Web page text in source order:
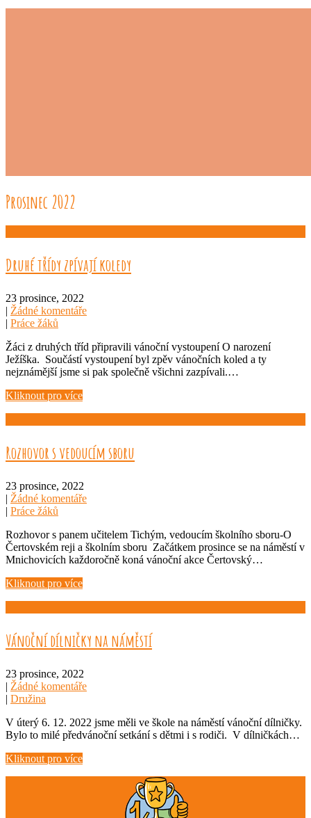
Prosinec 2022
Druhé třídy zpívají koledy
23 prosince, 2022
| Žádné komentáře
| Práce žáků
Žáci z druhých tříd připravili vánoční vystoupení O narození
Ježíška. Součástí vystoupení byl zpěv vánočních koled a ty
nejznámější jsme si pak společně všichni zazpívali.…
Kliknout pro více
Rozhovor s vedoucím sboru
23 prosince, 2022
| Žádné komentáře
| Práce žáků
Rozhovor s panem učitelem Tichým, vedoucím školního sboru-O
Čertovském reji a školním sboru Začátkem prosince se na náměstí v
Mnichovicích každoročně koná vánoční akce Čertovský…
Kliknout pro více
Vánoční dílničky na náměstí
23 prosince, 2022
| Žádné komentáře
| Družina
V úterý 6. 12. 2022 jsme měli ve škole na náměstí vánoční dílničky.
Bylo to milé předvánoční setkání s dětmi i s rodiči. V dílničkách…
Kliknout pro více